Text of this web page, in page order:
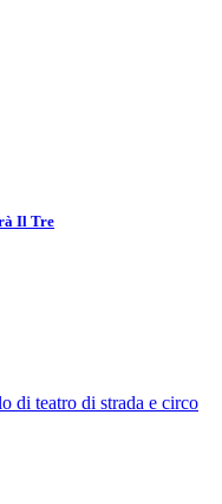
Il Tre